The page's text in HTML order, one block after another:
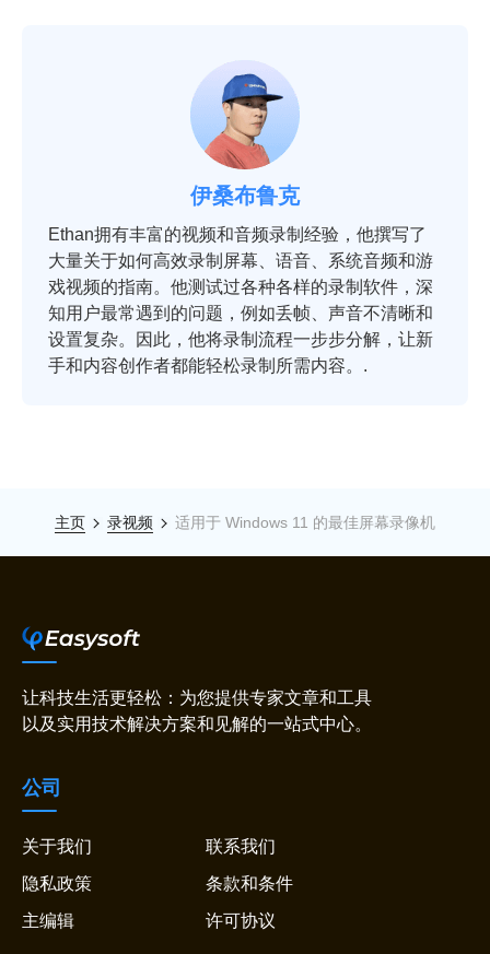
伊桑布鲁克
Ethan拥有丰富的视频和音频录制经验，他撰写了
大量关于如何高效录制屏幕、语音、系统音频和游
戏视频的指南。他测试过各种各样的录制软件，深
知用户最常遇到的问题，例如丢帧、声音不清晰和
设置复杂。因此，他将录制流程一步步分解，让新
手和内容创作者都能轻松录制所需内容。.
主页 录视频 适用于 Windows 11 的最佳屏幕录像机
让科技生活更轻松：为您提供专家文章和工具
以及实用技术解决方案和见解的一站式中心。
公司
关于我们
联系我们
隐私政策
条款和条件
主编辑
许可协议